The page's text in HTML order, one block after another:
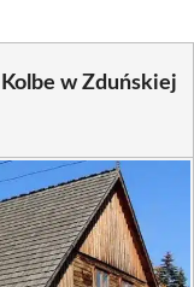
w Zduńskiej